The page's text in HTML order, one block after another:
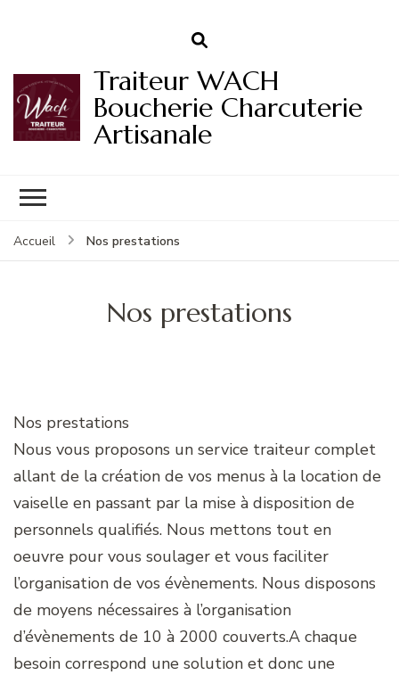
Traiteur WACH
Boucherie Charcuterie
Artisanale
Accueil Nos prestations
Nos prestations
Nos prestations
Nous vous proposons un service traiteur complet
allant de la création de vos menus à la location de
vaiselle en passant par la mise à disposition de
personnels qualifiés. Nous mettons tout en
oeuvre pour vous soulager et vous faciliter
l’organisation de vos évènements. Nous disposons
de moyens nécessaires à l’organisation
d’évènements de 10 à 2000 couverts.A chaque
besoin correspond une solution et donc une